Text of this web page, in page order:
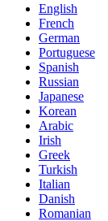
English
French
German
Portuguese
Spanish
Russian
Japanese
Korean
Arabic
Irish
Greek
Turkish
Italian
Danish
Romanian